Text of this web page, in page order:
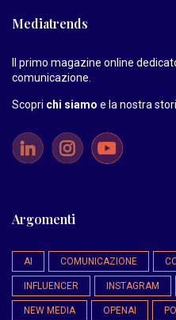
Mediatrends
Il primo magazine online
comunicazione.
Scopri chi siamo e la nostra
Argomenti
AI COMUNICAZIONE
INFLUENCER INSTAGRAM
NEW MEDIA OPENAI